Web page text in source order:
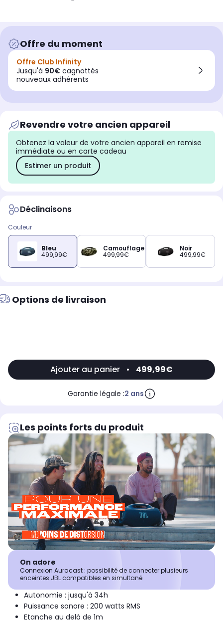
Offre du moment
Offre Club Infinity
Jusqu'à 90€ cagnottés
nouveaux adhérents
Revendre votre ancien appareil
Obtenez la valeur de votre ancien appareil en remise
immédiate ou en carte cadeau
Estimer un produit
Déclinaisons
Couleur
Bleu
499,99€
Camouflage
499,99€
Noir
499,99€
Options de livraison
Ajouter au panier • 499,99€
Garantie légale :2 ans
Les points forts du produit
On adore
Connexion Auracast : possibilité de connecter plusieurs
enceintes JBL compatibles en simultané
Autonomie : jusqu'à 34h
Puissance sonore : 200 watts RMS
Etanche au delà de 1m